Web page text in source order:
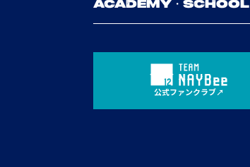
ACADEMY・SCHOOL
公式ファンクラブ